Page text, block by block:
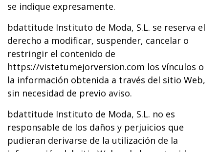
se indique expresamente.
bdattitude Instituto de Moda, S.L. se reserva el
derecho a modificar, suspender, cancelar o
restringir el contenido de
https://vistetumejorversion.com los vínculos o
la información obtenida a través del sitio Web,
sin necesidad de previo aviso.
bdattitude Instituto de Moda, S.L. no es
responsable de los daños y perjuicios que
pudieran derivarse de la utilización de la